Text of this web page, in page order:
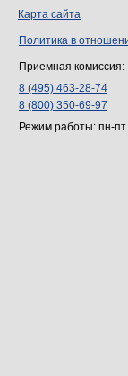
Карта сайта
Политика в
Приемная комиссия:
8 (495) 463-28-74
8 (800) 350-69-97
Режим работы: пн-